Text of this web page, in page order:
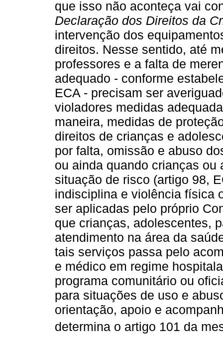
que isso não aconteça vai
Declaração dos Direitos da
intervenção dos
direitos. Nesse sentido, até
professores e a falta de
adequado - conforme
ECA - precisam ser
violadores medidas
maneira, medidas de
direitos de crianças e
por falta, omissão e abuso
ou ainda quando crianças
situação de risco (artigo 98,
indisciplina e violência física
ser aplicadas pelo próprio
que crianças, adolescentes,
atendimento na área da
tais serviços passa pelo
e médico em regime
programa comunitário ou
para situações de uso e
orientação, apoio e
determina o artigo 101 da